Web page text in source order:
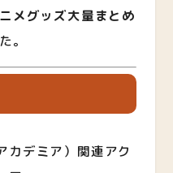
メグッズ大量まとめ
。
カデミア）関連アク